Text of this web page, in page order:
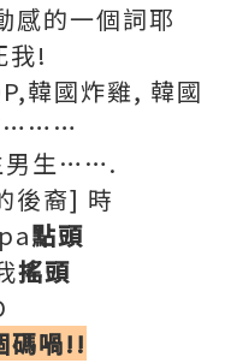
的一個詞耶
我!
韓國炸雞, 韓國
………
男生…….
後裔] 時
點頭
搖頭
碼喎!!